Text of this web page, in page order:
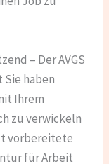
– Der AVGS
Sie haben
Ihrem
zu verwickeln
vorbereitete
für Arbeit